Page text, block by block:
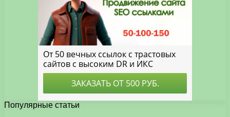
Популярные статьи